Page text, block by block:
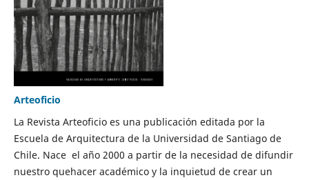
Arteoficio
La Revista Arteoficio es una publicación editada por la
Escuela de Arquitectura de la Universidad de Santiago de
Chile. Nace el año 2000 a partir de la necesidad de difundir
nuestro quehacer académico y la inquietud de crear un